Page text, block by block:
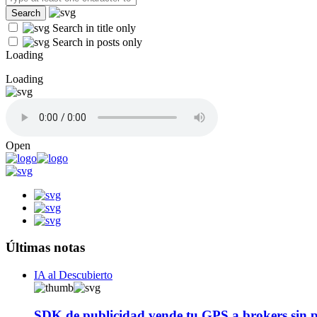
Search in title only
Search in posts only
Loading
Loading
Open
Últimas notas
IA al Descubierto